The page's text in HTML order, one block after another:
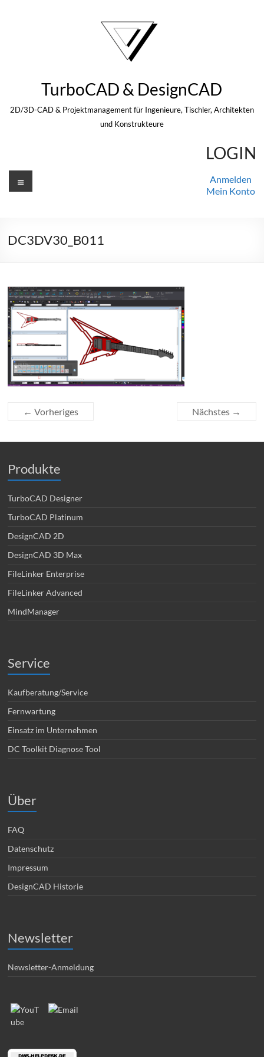
TurboCAD & DesignCAD
2D/3D-CAD & Projektmanagement für Ingenieure, Tischler, Architekten
und Konstrukteure
LOGIN
Anmelden
Mein Konto
Menü
DC3DV30_B011
← Vorheriges Nächstes →
Produkte
TurboCAD Designer
TurboCAD Platinum
DesignCAD 2D
DesignCAD 3D Max
FileLinker Enterprise
FileLinker Advanced
MindManager
Service
Kaufberatung/Service
Fernwartung
Einsatz im Unternehmen
DC Toolkit Diagnose Tool
Über
FAQ
Datenschutz
Impressum
DesignCAD Historie
Newsletter
Newsletter-Anmeldung